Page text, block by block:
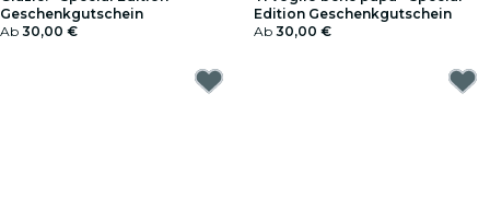
Geschenkgutschein
Ab 30,00 €
Edition Geschenkgutschein
Ab 30,00 €